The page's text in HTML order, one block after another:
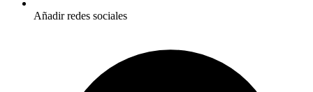
Añadir redes sociales